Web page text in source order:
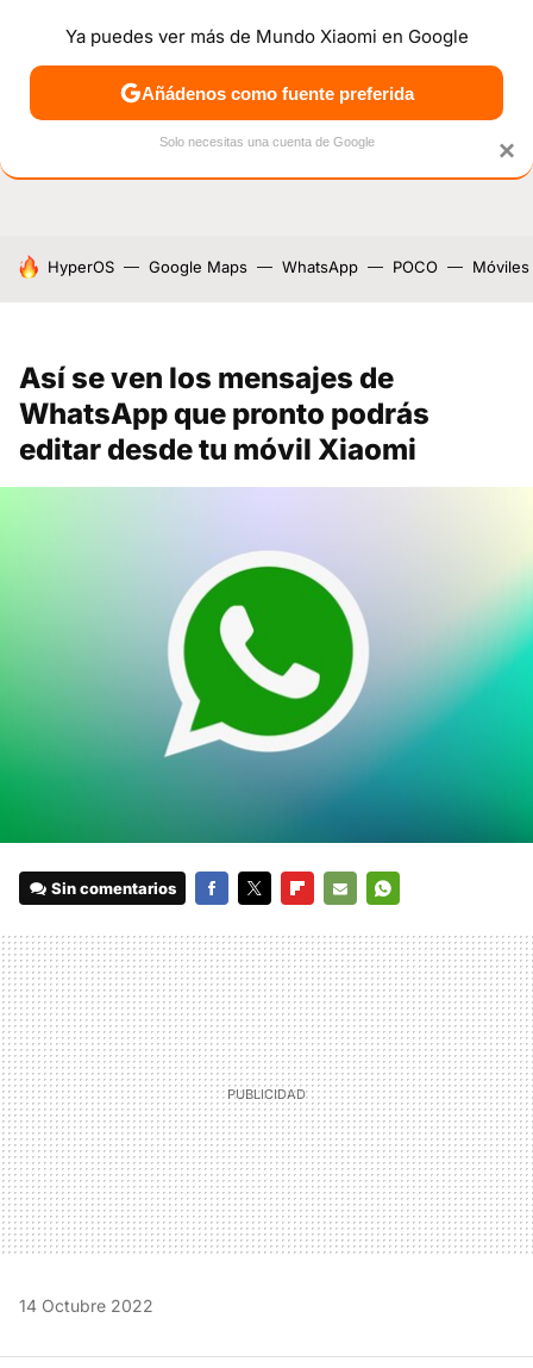
NOTICIAS MÓVILES TUTORIALES OFERTAS
HOY SE HABLA DE
HyperOS Google Maps WhatsApp POCO Móviles
Así se ven los mensajes de
WhatsApp que pronto podrás
editar desde tu móvil Xiaomi
Sin comentarios
MAIL
14 Octubre 2022
×
Ya puedes ver más de Mundo Xiaomi en Google
Añádenos como fuente preferida
Solo necesitas una cuenta de Google